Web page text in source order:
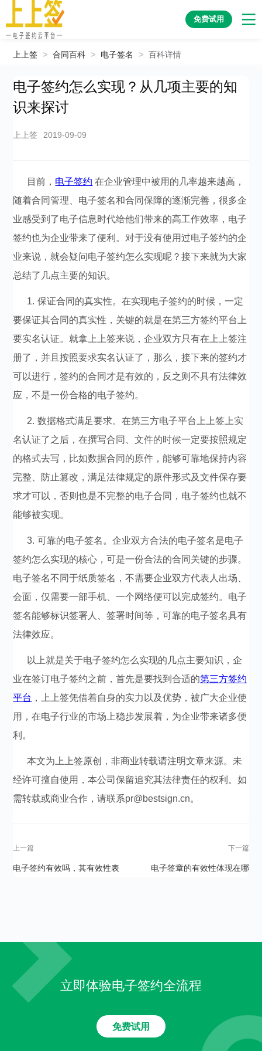
免费试用
上上签 > 合同百科 > 电子签名 > 百科详情
电子签约怎么实现？从几项主要的知
识来探讨
上上签 2019-09-09
目前， 电子签约 在企业管理中被用的几率越来越高，
随着合同管理、电子签名和合同保障的逐渐完善，很多企
业感受到了电子信息时代给他们带来的高工作效率，电子
签约也为企业带来了便利。对于没有使用过电子签约的企
业来说，就会疑问电子签约怎么实现呢？接下来就为大家
总结了几点主要的知识。
1. 保证合同的真实性。在实现电子签约的时候，一定
要保证其合同的真实性，关键的就是在第三方签约平台上
要实名认证。就拿上上签来说，企业双方只有在上上签注
册了，并且按照要求实名认证了，那么，接下来的签约才
可以进行，签约的合同才是有效的，反之则不具有法律效
应，不是一份合格的电子签约。
2. 数据格式满足要求。在第三方电子平台上上签上实
名认证了之后，在撰写合同、文件的时候一定要按照规定
的格式去写，比如数据合同的原件，能够可靠地保持内容
完整、防止篡改，满足法律规定的原件形式及文件保存要
求才可以，否则也是不完整的电子合同，电子签约也就不
能够被实现。
3. 可靠的电子签名。企业双方合法的电子签名是电子
签约怎么实现的核心，可是一份合法的合同关键的步骤。
电子签名不同于纸质签名，不需要企业双方代表人出场、
会面，仅需要一部手机、一个网络便可以完成签约。电子
签名能够标识签署人、签署时间等，可靠的电子签名具有
法律效应。
以上就是关于电子签约怎么实现的几点主要知识，企
业在签订电子签约之前，首先是要找到合适的第三方签约
平台 ，上上签凭借着自身的实力以及优势，被广大企业使
用，在电子行业的市场上稳步发展着，为企业带来诸多便
利。
本文为上上签原创，非商业转载请注明文章来源。未
经许可擅自使用，本公司保留追究其法律责任的权利。如
需转载或商业合作，请联系pr@bestsign.cn。
上一篇
电子签约有效吗，其有效性表
下一篇
电子签章的有效性体现在哪
立即体验电子签约全流程
免费试用